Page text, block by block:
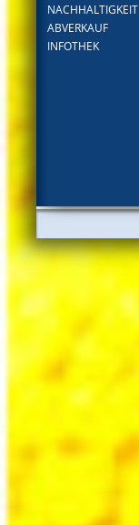
NACHHALTIGKEIT
ABVERKAUF
INFOTHEK